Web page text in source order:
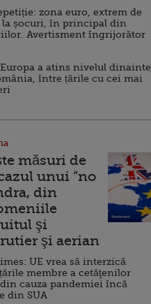
zona euro, extrem de
șocuri, în principal din
Avertisment îngrijorător
a atins nivelul dinainte
între țările cu cei mai
măsuri de
unui ”no
din
şi
şi aerian
UE vrea să interzică
membre a cetăţenilor
cauza pandemiei încă
din SUA